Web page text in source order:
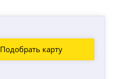
Подобрать карту